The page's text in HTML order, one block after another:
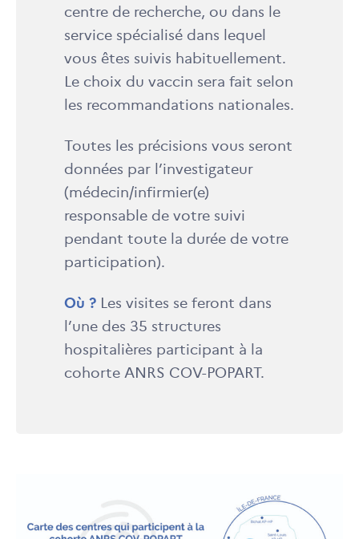
centre de recherche, ou dans le
service spécialisé dans lequel
vous êtes suivis habituellement.
Le choix du vaccin sera fait selon
les recommandations nationales.
Toutes les précisions vous seront
données par l’investigateur
(médecin/infirmier(e)
responsable de votre suivi
pendant toute la durée de votre
participation).
Où ? Les visites se feront dans
l’une des 35 structures
hospitalières participant à la
cohorte ANRS COV-POPART.